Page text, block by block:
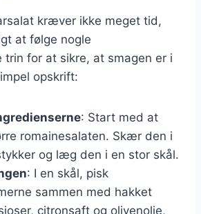
kræver ikke meget tid,
at følge nogle
for at sikre, at smagen er i
opskrift:
: Start med at
romainesalaten. Skær den i
og læg den i en stor skål.
: I en skål, pisk
sammen med hakket
citronsaft og olivenolie,